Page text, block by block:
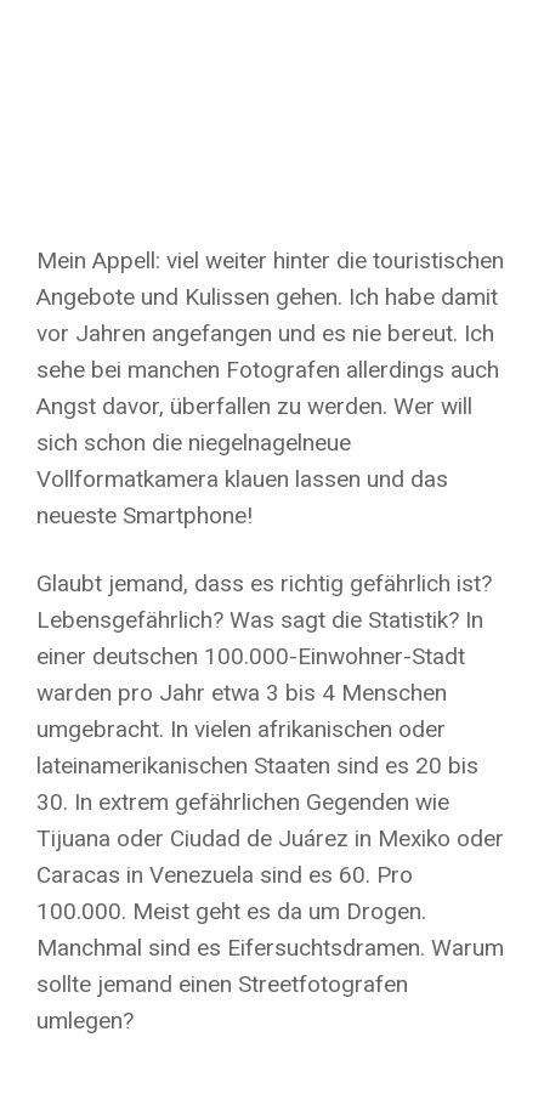
Mein Appell: viel weiter hinter die touristischen
Angebote und Kulissen gehen. Ich habe damit
vor Jahren angefangen und es nie bereut. Ich
sehe bei manchen Fotografen allerdings auch
Angst davor, überfallen zu werden. Wer will
sich schon die niegelnagelneue
Vollformatkamera klauen lassen und das
neueste Smartphone!
Glaubt jemand, dass es richtig gefährlich ist?
Lebensgefährlich? Was sagt die Statistik? In
einer deutschen 100.000-Einwohner-Stadt
warden pro Jahr etwa 3 bis 4 Menschen
umgebracht. In vielen afrikanischen oder
lateinamerikanischen Staaten sind es 20 bis
30. In extrem gefährlichen Gegenden wie
Tijuana oder Ciudad de Juárez in Mexiko oder
Caracas in Venezuela sind es 60. Pro
100.000. Meist geht es da um Drogen.
Manchmal sind es Eifersuchtsdramen. Warum
sollte jemand einen Streetfotografen
umlegen?